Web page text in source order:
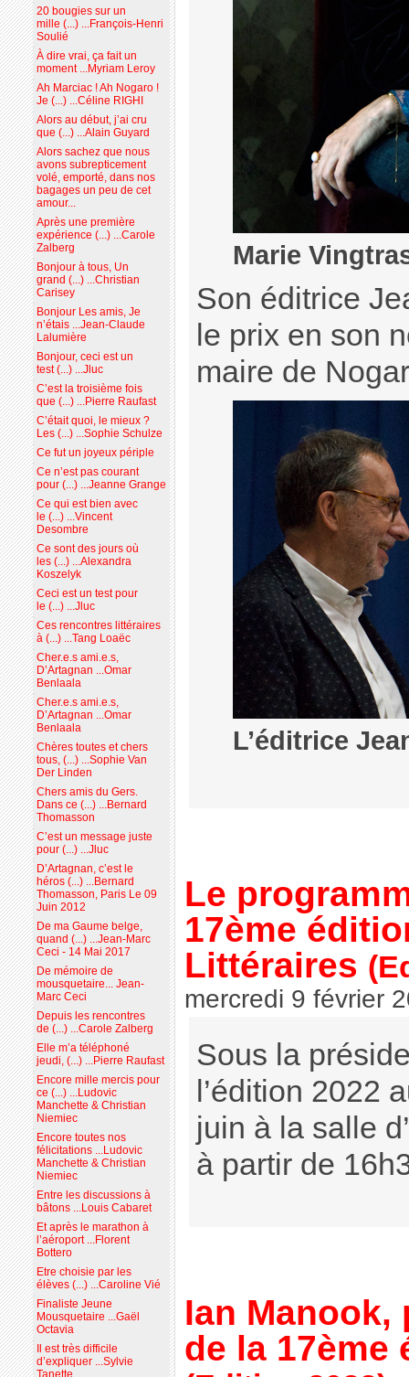
Marie
Son éditrice
le prix en son
maire de
L’éditrice
Le
17ème
Littéraires
mercredi 9 février
Sous la
l’édition 2022
juin à la salle
à partir de
Ian Manook,
de la 17ème
20 bougies sur un
mille (...) ...François-Henri
Soulié
À dire vrai, ça fait un
moment ...Myriam Leroy
Ah Marciac ! Ah Nogaro !
Je (...) ...Céline RIGHI
Alors au début, j’ai cru
que (...) ...Alain Guyard
Alors sachez que nous
avons subrepticement
volé, emporté, dans nos
bagages un peu de cet
amour...
Après une première
expérience (...) ...Carole
Zalberg
Bonjour à tous, Un
grand (...) ...Christian
Carisey
Bonjour Les amis, Je
n’étais ...Jean-Claude
Lalumière
Bonjour, ceci est un
test (...) ...Jluc
C’est la troisième fois
que (...) ...Pierre Raufast
C’était quoi, le mieux ?
Les (...) ...Sophie Schulze
Ce fut un joyeux périple
Ce n’est pas courant
pour (...) ...Jeanne Grange
Ce qui est bien avec
le (...) ...Vincent
Desombre
Ce sont des jours où
les (...) ...Alexandra
Koszelyk
Ceci est un test pour
le (...) ...Jluc
Ces rencontres littéraires
à (...) ...Tang Loaëc
Cher.e.s ami.e.s,
D’Artagnan ...Omar
Benlaala
Cher.e.s ami.e.s,
D’Artagnan ...Omar
Benlaala
Chères toutes et chers
tous, (...) ...Sophie Van
Der Linden
Chers amis du Gers.
Dans ce (...) ...Bernard
Thomasson
C’est un message juste
pour (...) ...Jluc
D’Artagnan, c’est le
héros (...) ...Bernard
Thomasson, Paris Le 09
Juin 2012
De ma Gaume belge,
quand (...) ...Jean-Marc
Ceci - 14 Mai 2017
De mémoire de
mousquetaire... Jean-
Marc Ceci
Depuis les rencontres
de (...) ...Carole Zalberg
Elle m’a téléphoné
jeudi, (...) ...Pierre Raufast
Encore mille mercis pour
ce (...) ...Ludovic
Manchette & Christian
Niemiec
Encore toutes nos
félicitations ...Ludovic
Manchette & Christian
Niemiec
Entre les discussions à
bâtons ...Louis Cabaret
Et après le marathon à
l’aéroport ...Florent
Bottero
Etre choisie par les
élèves (...) ...Caroline Vié
Finaliste Jeune
Mousquetaire ...Gaël
Octavia
Il est très difficile
d’expliquer ...Sylvie